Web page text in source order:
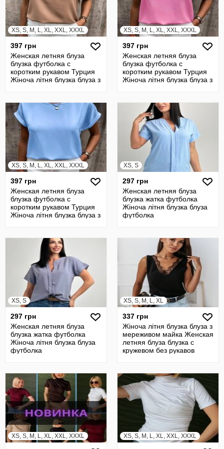
XS, S, M, L, XL, XXL, XXXL
397 грн
Женская летняя блуза
блузка футболка с
коротким рукавом Турция
Жіноча літня блузка блуза з
XS, S, M, L, XL, XXL, XXXL
397 грн
Женская летняя блуза
блузка футболка с
коротким рукавом Турция
Жіноча літня блузка блуза з
XS, S, M, L, XL, XXL, XXXL
397 грн
Женская летняя блуза
блузка футболка с
коротким рукавом Турция
Жіноча літня блузка блуза з
XS, S
297 грн
Женская летняя блуза
блузка жатка футболка
Жіноча літня блузка блуза
футболка
XS, S
297 грн
Женская летняя блуза
блузка жатка футболка
Жіноча літня блузка блуза
футболка
XS, S, M, L, XL
337 грн
Жіноча літня блузка блуза з
мереживом майка Женская
летняя блуза блузка с
кружевом без рукавов
XS, S, M, L, XL, XXL, XXXL XS, S, M, L, XL, XXL, XXXL